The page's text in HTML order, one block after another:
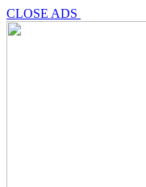
CLOSE ADS